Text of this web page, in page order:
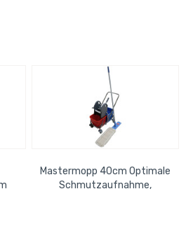
Mastermopp 40cm Optimale
Schmutzaufnahme,